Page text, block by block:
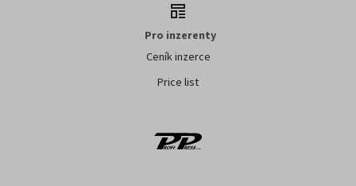
Pro inzerenty
Ceník inzerce
Price list